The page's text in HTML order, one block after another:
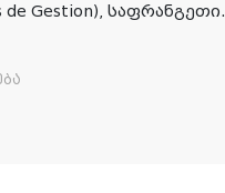
de Gestion), საფრანგეთი.